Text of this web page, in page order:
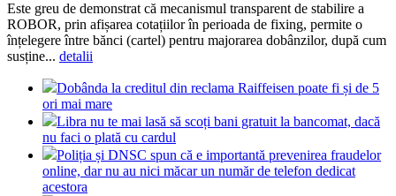
Este greu de demonstrat că mecanismul transparent de stabilire a
ROBOR, prin afișarea cotațiilor în perioada de fixing, permite o
înțelegere între bănci (cartel) pentru majorarea dobânzilor, după cum
susține... detalii
Dobânda la creditul din reclama Raiffeisen poate fi și de 5
ori mai mare
Libra nu te mai lasă să scoți bani gratuit la bancomat, dacă
nu faci o plată cu cardul
Poliția și DNSC spun că e importantă prevenirea fraudelor
online, dar nu au nici măcar un număr de telefon dedicat
acestora